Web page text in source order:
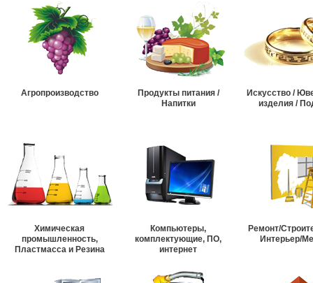
Агропроизводство
Продукты питания /
Напитки
Искусство /
изделия /
Химическая
промышленность,
Пластмасса и Резина
Компьютеры,
комплектующие, ПО,
интернет
Ремонт/
Интерьер/